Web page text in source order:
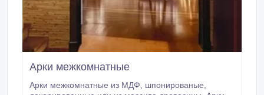
Арки межкомнатные
Арки межкомнатные из МДФ, шпонированые,